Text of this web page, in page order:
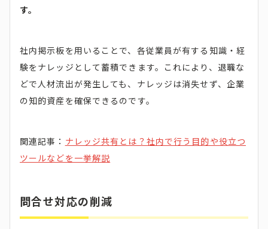
す。
社内掲示板を用いることで、各従業員が有する知識・経
験をナレッジとして蓄積できます。これにより、退職な
どで人材流出が発生しても、ナレッジは消失せず、企業
の知的資産を確保できるのです。
関連記事： ナレッジ共有とは？社内で行う目的や役立つ
ツールなどを一挙解説
問合せ対応の削減